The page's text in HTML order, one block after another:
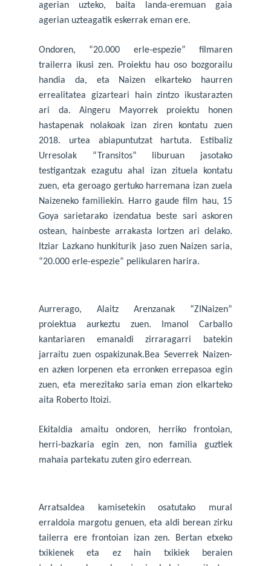
agerian uzteko, baita landa-eremuan gaia
agerian uzteagatik eskerrak eman ere.
Ondoren, “20.000 erle-espezie” filmaren
trailerra ikusi zen. Proiektu hau oso bozgorailu
handia da, eta Naizen elkarteko haurren
errealitatea gizarteari hain zintzo ikustarazten
ari da. Aingeru Mayorrek proiektu honen
hastapenak nolakoak izan ziren kontatu zuen
2018. urtea abiapuntutzat hartuta. Estibaliz
Urresolak “Transitos” liburuan jasotako
testigantzak ezagutu ahal izan zituela kontatu
zuen, eta geroago gertuko harremana izan zuela
Naizeneko familiekin. Harro gaude film hau, 15
Goya sarietarako izendatua beste sari askoren
ostean, hainbeste arrakasta lortzen ari delako.
Itziar Lazkano hunkiturik jaso zuen Naizen saria,
“20.000 erle-espezie” pelikularen harira.
Aurrerago, Alaitz Arenzanak “ZINaizen”
proiektua aurkeztu zuen. Imanol Carballo
kantariaren emanaldi zirraragarri batekin
jarraitu zuen ospakizunak.Bea Severrek Naizen-
en azken lorpenen eta erronken errepasoa egin
zuen, eta merezitako saria eman zion elkarteko
aita Roberto Itoizi.
Ekitaldia amaitu ondoren, herriko frontoian,
herri-bazkaria egin zen, non familia guztiek
mahaia partekatu zuten giro ederrean.
Arratsaldea kamisetekin osatutako mural
erraldoia margotu genuen, eta aldi berean zirku
tailerra ere frontoian izan zen. Bertan etxeko
txikienek eta ez hain txikiek beraien